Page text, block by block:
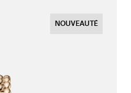
NOUVEAUTÉ